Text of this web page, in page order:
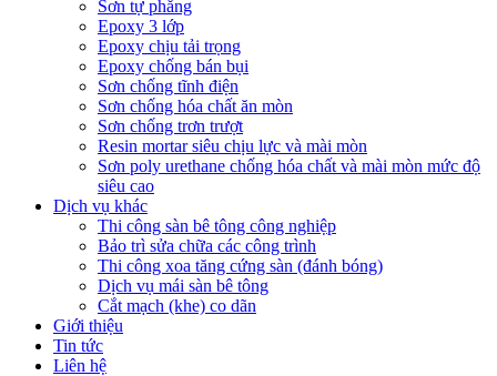
Sơn tự phẳng
Epoxy 3 lớp
Epoxy chịu tải trọng
Epoxy chống bán bụi
Sơn chống tĩnh điện
Sơn chống hóa chất ăn mòn
Sơn chống trơn trượt
Resin mortar siêu chịu lực và mài mòn
Sơn poly urethane chống hóa chất và mài mòn mức độ
siêu cao
Dịch vụ khác
Thi công sàn bê tông công nghiệp
Bảo trì sửa chữa các công trình
Thi công xoa tăng cứng sàn (đánh bóng)
Dịch vụ mái sàn bê tông
Cắt mạch (khe) co dãn
Giới thiệu
Tin tức
Liên hệ